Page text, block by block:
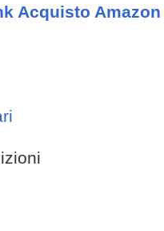
Acquisto Amazon